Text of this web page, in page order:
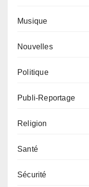
Musique
Nouvelles
Politique
Publi-Reportage
Religion
Santé
Sécurité